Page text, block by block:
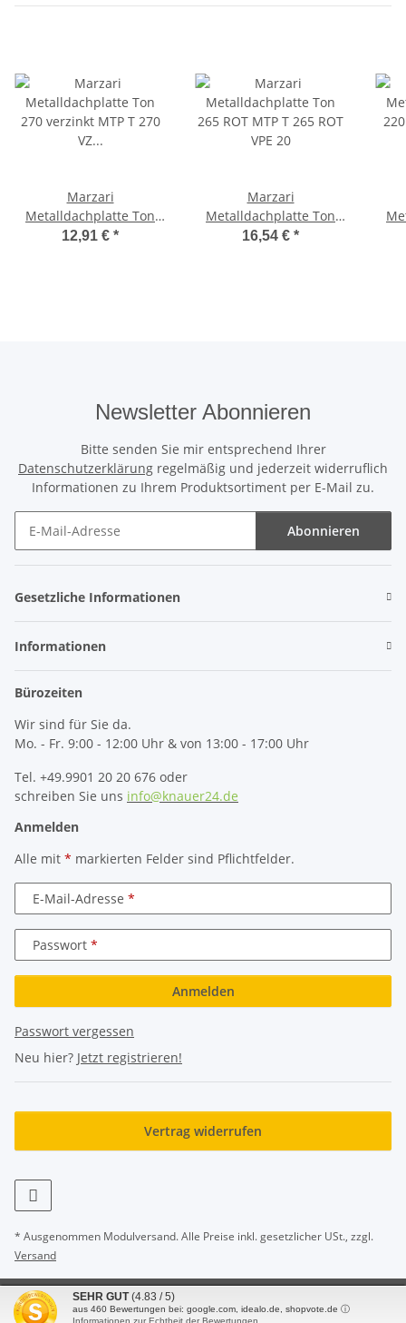
Marzari
Metalldachplatte Ton
270 verzinkt MTP T 270
12,91 € *
Marzari
Metalldachplatte Ton
265 ROT MTP T 265 ROT
16,54 € *
Newsletter Abonnieren
Bitte senden Sie mir entsprechend Ihrer
Datenschutzerklärung regelmäßig und jederzeit widerruflich
Informationen zu Ihrem Produktsortiment per E-Mail zu.
Abonnieren
Gesetzliche Informationen
Informationen
Bürozeiten
Wir sind für Sie da.
Mo. - Fr. 9:00 - 12:00 Uhr & von 13:00 - 17:00 Uhr
Tel. +49.9901 20 20 676 oder
schreiben Sie uns info@knauer24.de
Anmelden
Alle mit * markierten Felder sind Pflichtfelder.
E-Mail-Adresse
Passwort
Anmelden
Passwort vergessen
Neu hier? Jetzt registrieren!
Vertrag widerrufen
* Ausgenommen Modulversand. Alle Preise inkl. gesetzlicher USt., zzgl.
Versand
© 2010 - 2025 Knauer GmbH & Co. KG
Powered byJTL-Shop
SEHR GUT (4.83 / 5)
aus 460 Bewertungen bei: google.com, idealo.de, shopvote.de ⓘ
Informationen zur Echtheit der Bewertungen